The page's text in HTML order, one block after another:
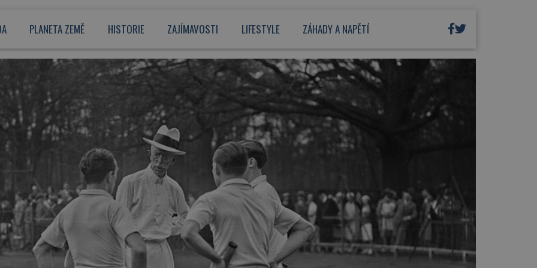
PLANETA ZEMĚ HISTORIE ZAJÍMAVOSTI LIFESTYLE ZÁHADY A NAPĚTÍ